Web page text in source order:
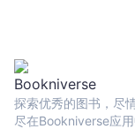
探索优秀的图书，尽
尽在Bookniverse应